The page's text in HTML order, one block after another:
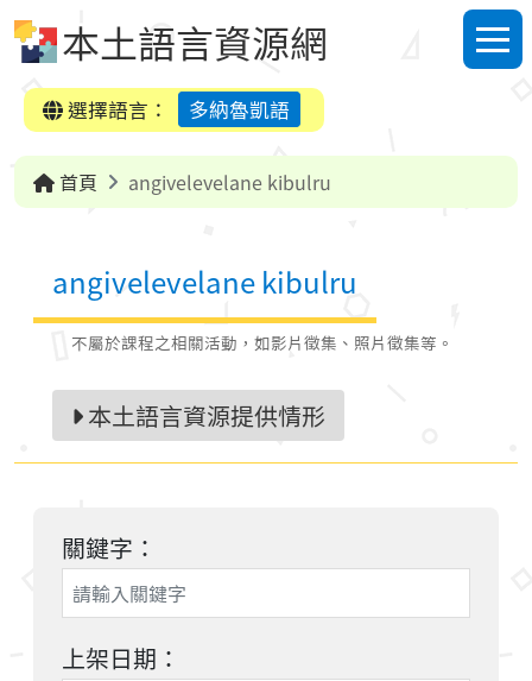
本土語言資源網
選單
選擇語言：
多納魯凱語
首頁 angivelevelane kibulru
angivelevelane kibulru
不屬於課程之相關活動，如影片徵集、照片徵集等。
本土語言資源提供情形
關鍵字：
上架日期：